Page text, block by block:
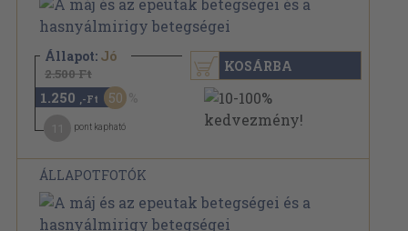
Állapot: Jó
2.500 Ft
1.250 ,-Ft 50
pont kapható
KOSÁRBA
ÁLLAPOTFOTÓK